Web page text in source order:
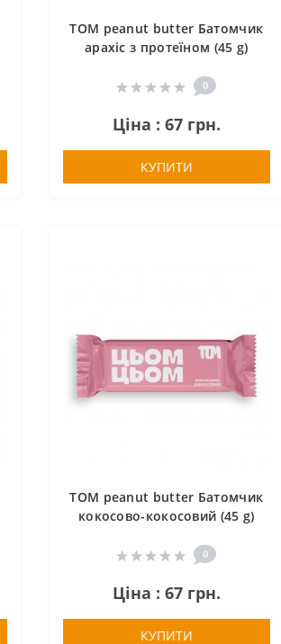
TOM peanut butter Батомчик
арахіс з протеїном (45 g)
0
Ціна : 67 грн.
КУПИТИ
TOM peanut butter Батомчик
кокосово-кокосовий (45 g)
0
Ціна : 67 грн.
КУПИТИ